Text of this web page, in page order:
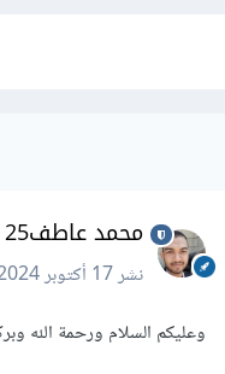
محمد عاطف25
نشر17 أكتوبر 2024
وعليكم السلام ورحمة الله